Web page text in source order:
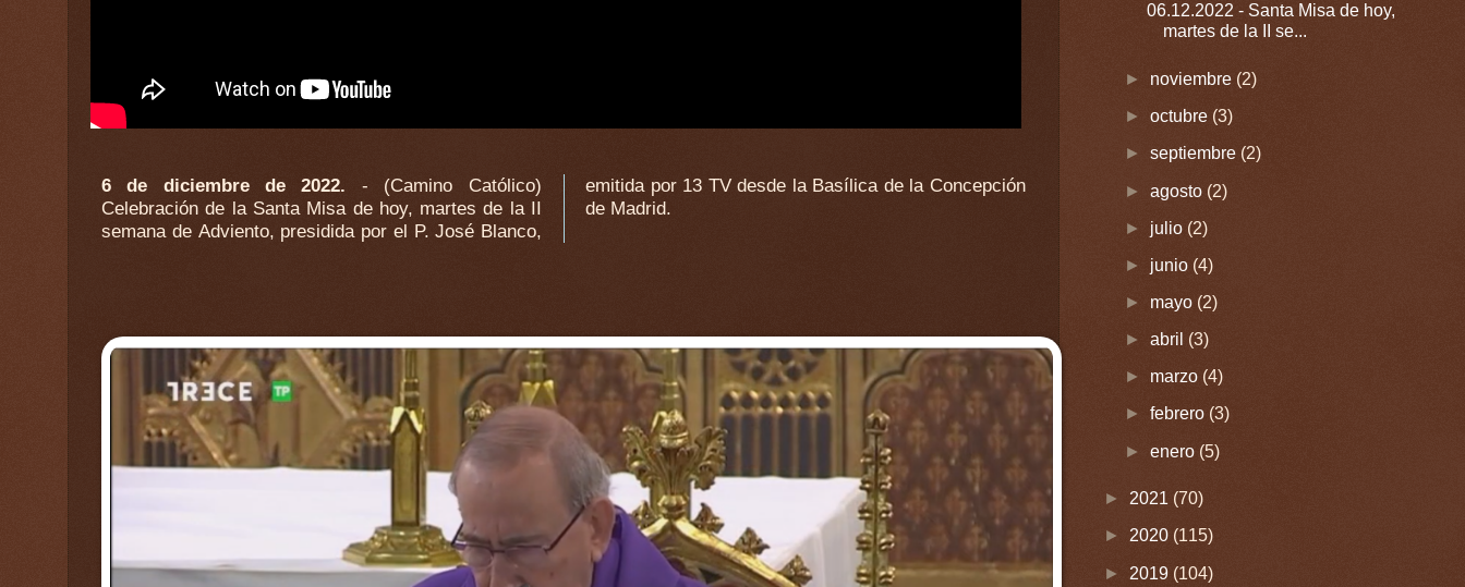
6 de diciembre de 2022. - (Camino Católico)
Celebración de la Santa Misa de hoy, martes de la II
semana de Adviento, presidida por el P. José Blanco,
emitida por 13 TV desde la Basílica de la Concepción
de Madrid.
06.12.2022 - Santa Misa de hoy,
martes de la II se...
► noviembre (2)
►octubre (3)
►septiembre (2)
►agosto (2)
► julio (2)
► junio (4)
► mayo (2)
►abril (3)
► marzo (4)
►febrero (3)
►enero (5)
► 2021 (70)
► 2020 (115)
► 2019 (104)